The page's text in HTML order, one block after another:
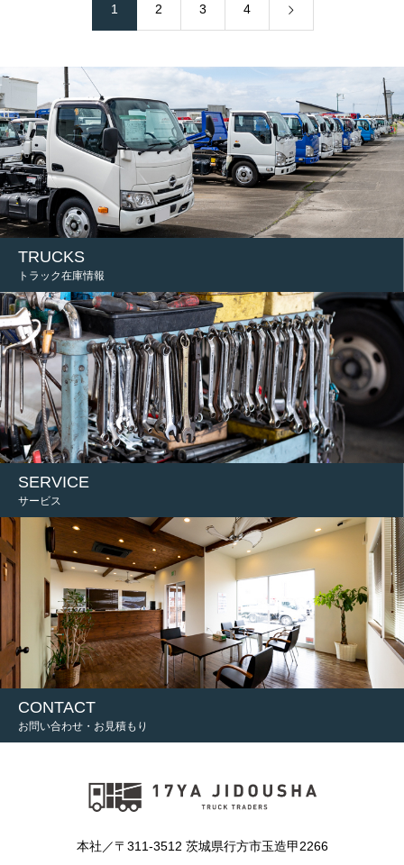
1 2 3 4
TRUCKS
トラック在庫情報
SERVICE
サービス
CONTACT
お問い合わせ・お見積もり
本社／〒311-3512 茨城県行方市玉造甲2266